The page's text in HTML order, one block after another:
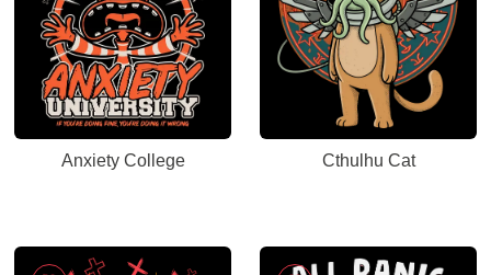
Anxiety College Cthulhu Cat